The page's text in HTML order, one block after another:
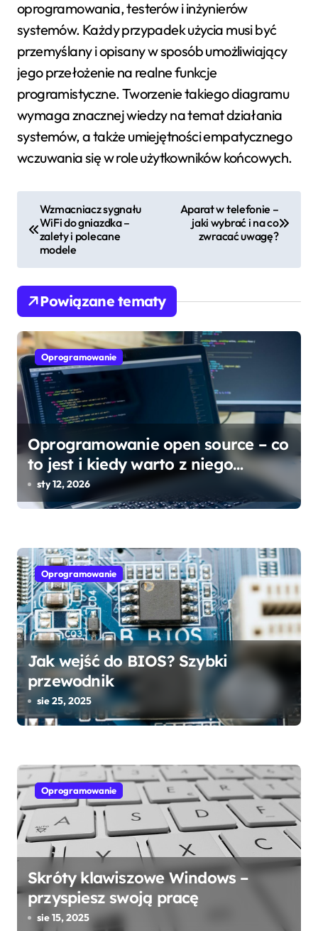
oprogramowania, testerów i inżynierów
systemów. Każdy przypadek użycia musi być
przemyślany i opisany w sposób umożliwiający
jego przełożenie na realne funkcje
programistyczne. Tworzenie takiego diagramu
wymaga znacznej wiedzy na temat działania
systemów, a także umiejętności empatycznego
wczuwania się w role użytkowników końcowych.
a
w
i
g
a
c
a
w
p
s
u
Wzmacniacz sygnału
WiFi do gniazdka –
zalety i polecane
modele
Aparat w telefonie –
jaki wybrać i na co
zwracać uwagę?
Powiązane tematy
Oprogramowanie
Oprogramowanie open source – co
to jest i kiedy warto z niego
korzystać?
sty 12, 2026
Oprogramowanie
Jak wejść do BIOS? Szybki
przewodnik
sie 25, 2025
Oprogramowanie
Skróty klawiszowe Windows –
przyspiesz swoją pracę
sie 15, 2025